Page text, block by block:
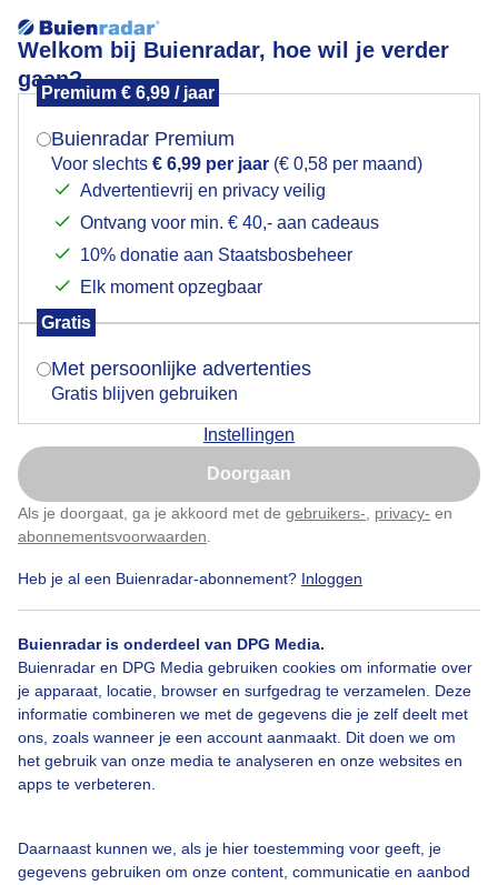
Welkom bij Buienradar, hoe wil je verder
gaan?
Premium € 6,99 / jaar
Buienradar Premium
Voor slechts € 6,99 per jaar (€ 0,58 per maand)
Advertentievrij en privacy veilig
Ontvang voor min. € 40,- aan cadeaus
10% donatie aan Staatsbosbeheer
Elk moment opzegbaar
Gratis
Met persoonlijke advertenties
Gratis blijven gebruiken
Instellingen
Doorgaan
Als je doorgaat, ga je akkoord met de gebruikers- privacy- en
abonnementsvoorwaarden
Heb je al een Buienradar-abonnement? Inloggen
Buienradar is onderdeel van DPG Media.
Buienradar en DPG Media gebruiken cookies om informatie over
je apparaat, locatie, browser en surfgedrag te verzamelen. Deze
informatie combineren we met de gegevens die je zelf deelt met
ons, zoals wanneer je een account aanmaakt. Dit doen we om
het gebruik van onze media te analyseren en onze websites en
apps te verbeteren.
Daarnaast kunnen we, als je hier toestemming voor geeft, je
gegevens gebruiken om onze content, communicatie en aanbod
Wespspin
Ik had ze nog niet eerder gezien. Wat een bijzondere
mooie knoeperd van een spin Door het langdurig
warme weer komen ze meer voor. Oorspronkelijk
middellandse zee gebied.
Door: Sandra Vink Gemaakt: 20-08-2022, 782x bekeken
Wespspin
Mogen we je locatie gebruiken voor het
Indien je hier nog geen akkoord op hebt gegeven,
verschijnt er zo een pop-up uit je browser waarin
Is goed, toon de popup
Nu niet, misschien later
Klik hierom dit aan te passen